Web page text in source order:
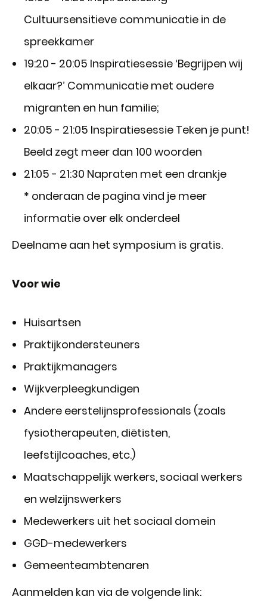
Cultuursensitieve communicatie in de
spreekkamer
19:20 - 20:05 Inspiratiesessie ‘Begrijpen wij
elkaar?’ Communicatie met oudere
migranten en hun familie;
20:05 - 21:05 Inspiratiesessie Teken je punt!
Beeld zegt meer dan 100 woorden
21:05 - 21:30 Napraten met een drankje
* onderaan de pagina vind je meer
informatie over elk onderdeel
Deelname aan het symposium is gratis.
Voor wie
Huisartsen
Praktijkondersteuners
Praktijkmanagers
Wijkverpleegkundigen
Andere eerstelijnsprofessionals (zoals
fysiotherapeuten, diëtisten,
leefstijlcoaches, etc.)
Maatschappelijk werkers, sociaal werkers
en welzijnswerkers
Medewerkers uit het sociaal domein
GGD-medewerkers
Gemeenteambtenaren
Aanmelden kan via de volgende link: